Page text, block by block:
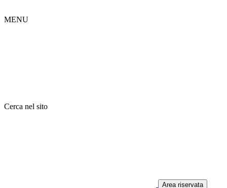
MENU
Cerca nel sito
Area riservata